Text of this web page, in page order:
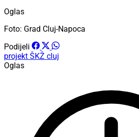
Oglas
Foto: Grad Cluj-Napoca
Podijeli
projekt ŠKŽ cluj
Oglas